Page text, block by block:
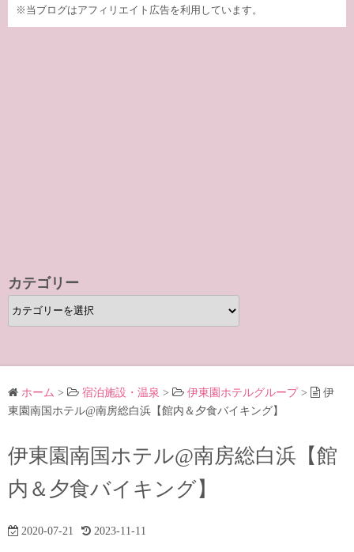
※当ブログはアフィリエイト広告を利用しています。
カテゴリー
カ
テ
リ
ー ホーム > 宿泊施設・温泉 > 伊東園ホテルグループ >
伊
東園南国ホテル@南房総白浜【館内＆夕食バイキング】
伊東園南国ホテル@南房総白浜【館
内＆夕食バイキング】
2020-07-21 2023-11-11